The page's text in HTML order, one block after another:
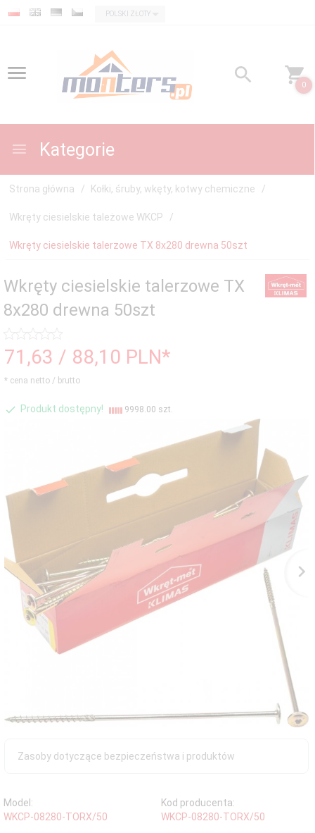
currency_h
POLSKI ZŁOTY
0
Kategorie
Strona główna Kołki, śruby, wkęty, kotwy chemiczne
Wkręty ciesielskie tależowe WKCP
Wkręty ciesielskie talerzowe TX 8x280 drewna 50szt
Wkręty ciesielskie talerzowe TX
8x280 drewna 50szt
71,63 / 88,10 PLN*
* cena netto / brutto
Produkt dostępny! 9998.00 szt.
Zasoby dotyczące bezpieczeństwa i produktów
Model:
WKCP-08280-TORX/50
Kod producenta:
WKCP-08280-TORX/50